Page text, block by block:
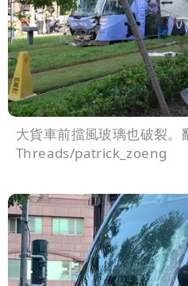
大貨車前擋風玻璃也破裂。
Threads/patrick_zoeng